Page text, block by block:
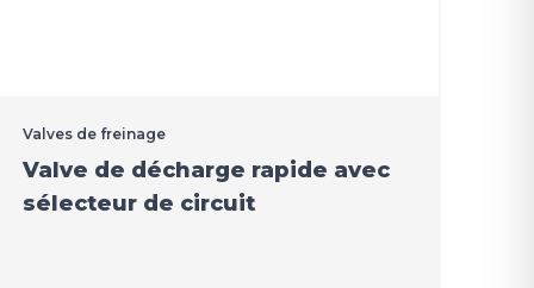
Valves de freinage
Valve de décharge rapide avec
sélecteur de circuit